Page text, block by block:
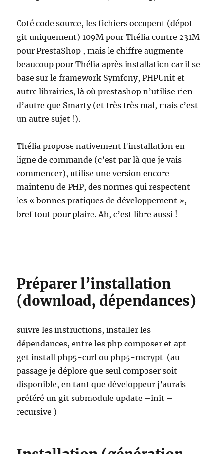
Coté code source, les fichiers occupent (dépot
git uniquement) 109M pour Thélia contre 231M
pour PrestaShop , mais le chiffre augmente
beaucoup pour Thélia après installation car il se
base sur le framework Symfony, PHPUnit et
autre librairies, là où prestashop n’utilise rien
d’autre que Smarty (et très très mal, mais c’est
un autre sujet !).
Thélia propose nativement l’installation en
ligne de commande (c’est par là que je vais
commencer), utilise une version encore
maintenu de PHP, des normes qui respectent
les « bonnes pratiques de développement »,
bref tout pour plaire. Ah, c’est libre aussi !
Préparer l’installation
(download, dépendances)
suivre les instructions, installer les
dépendances, entre les php composer et apt-
get install php5-curl ou php5-mcrypt (au
passage je déplore que seul composer soit
disponible, en tant que développeur j’aurais
préféré un git submodule update –init –
recursive )